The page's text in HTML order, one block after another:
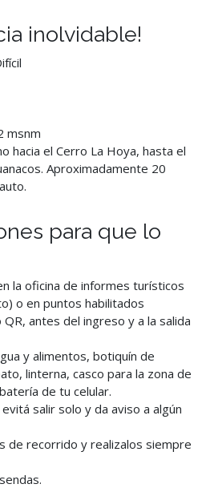
inolvidable!
msnm
hacia el Cerro La Hoya, hasta el
Aproximadamente 20
para que lo
la oficina de informes turísticos
o en puntos habilitados
antes del ingreso y a la salida
y alimentos, botiquín de
linterna, casco para la zona de
de tu celular.
salir solo y da aviso a algún
de recorrido y realizalos siempre